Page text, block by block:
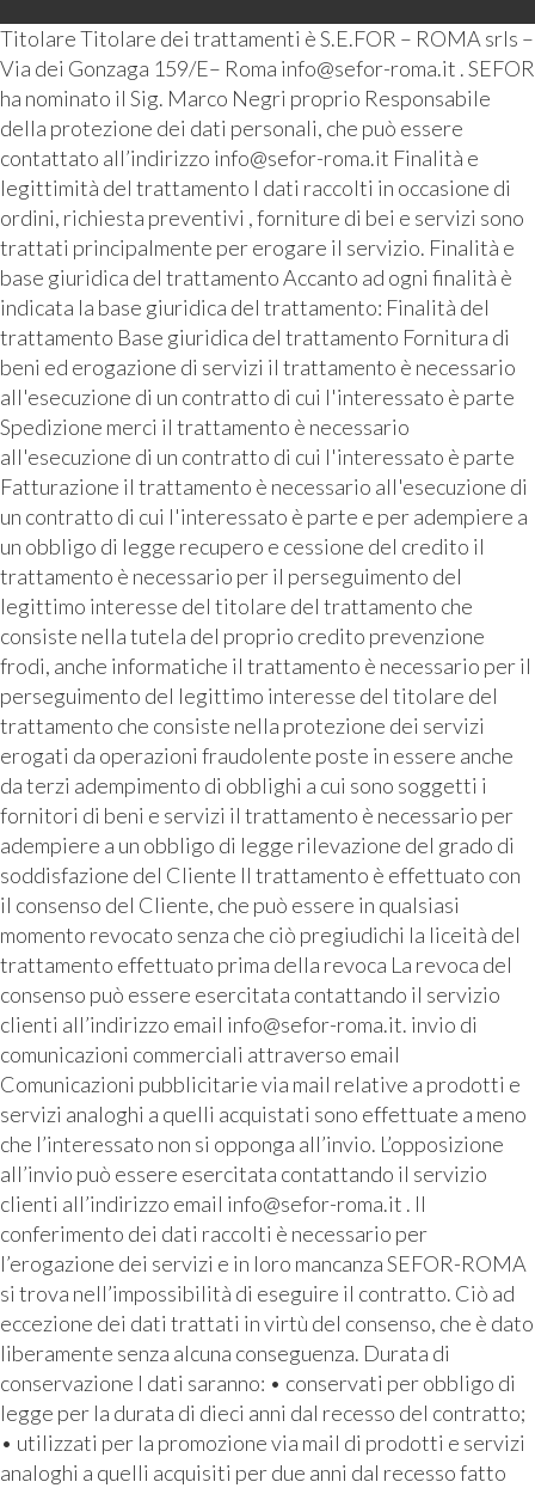
Titolare Titolare dei trattamenti è S.E.FOR – ROMA srls –
Via dei Gonzaga 159/E– Roma info@sefor-roma.it . SEFOR
ha nominato il Sig. Marco Negri proprio Responsabile
della protezione dei dati personali, che può essere
contattato all’indirizzo info@sefor-roma.it Finalità e
legittimità del trattamento I dati raccolti in occasione di
ordini, richiesta preventivi , forniture di bei e servizi sono
trattati principalmente per erogare il servizio. Finalità e
base giuridica del trattamento Accanto ad ogni finalità è
indicata la base giuridica del trattamento: Finalità del
trattamento Base giuridica del trattamento Fornitura di
beni ed erogazione di servizi il trattamento è necessario
all'esecuzione di un contratto di cui l'interessato è parte
Spedizione merci il trattamento è necessario
all'esecuzione di un contratto di cui l'interessato è parte
Fatturazione il trattamento è necessario all'esecuzione di
un contratto di cui l'interessato è parte e per adempiere a
un obbligo di legge recupero e cessione del credito il
trattamento è necessario per il perseguimento del
legittimo interesse del titolare del trattamento che
consiste nella tutela del proprio credito prevenzione
frodi, anche informatiche il trattamento è necessario per il
perseguimento del legittimo interesse del titolare del
trattamento che consiste nella protezione dei servizi
erogati da operazioni fraudolente poste in essere anche
da terzi adempimento di obblighi a cui sono soggetti i
fornitori di beni e servizi il trattamento è necessario per
adempiere a un obbligo di legge rilevazione del grado di
soddisfazione del Cliente Il trattamento è effettuato con
il consenso del Cliente, che può essere in qualsiasi
momento revocato senza che ciò pregiudichi la liceità del
trattamento effettuato prima della revoca La revoca del
consenso può essere esercitata contattando il servizio
clienti all’indirizzo email info@sefor-roma.it. invio di
comunicazioni commerciali attraverso email
Comunicazioni pubblicitarie via mail relative a prodotti e
servizi analoghi a quelli acquistati sono effettuate a meno
che l’interessato non si opponga all’invio. L’opposizione
all’invio può essere esercitata contattando il servizio
clienti all’indirizzo email info@sefor-roma.it . Il
conferimento dei dati raccolti è necessario per
l’erogazione dei servizi e in loro mancanza SEFOR-ROMA
si trova nell’impossibilità di eseguire il contratto. Ciò ad
eccezione dei dati trattati in virtù del consenso, che è dato
liberamente senza alcuna conseguenza. Durata di
conservazione I dati saranno: • conservati per obbligo di
legge per la durata di dieci anni dal recesso del contratto;
• utilizzati per la promozione via mail di prodotti e servizi
analoghi a quelli acquisiti per due anni dal recesso fatto